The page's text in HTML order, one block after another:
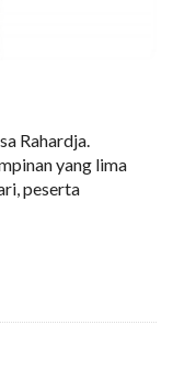
Rahardja.
yang lima
peserta